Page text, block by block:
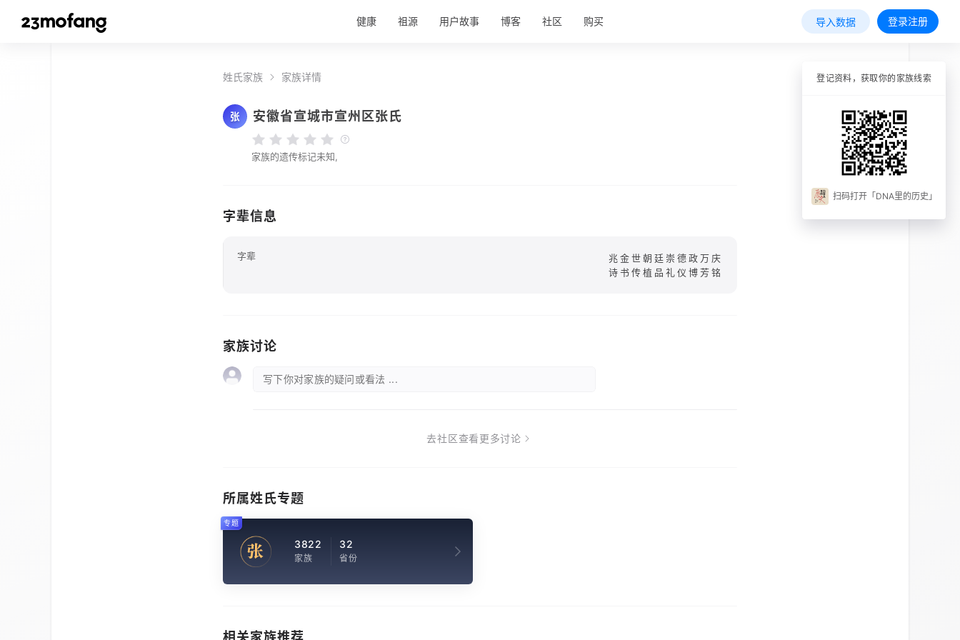
健康 祖源 用户故事 博客 社区 购买 导入数据 登录注册
姓氏家族 家族详情
张 安徽省宣城市宣州区张氏
家族的遗传标记未知,
字辈信息
字辈
兆金世朝廷崇德政万庆
诗书传植品礼仪博芳铭
家族讨论
写下你对家族的疑问或看法 ...
去社区查看更多讨论
所属姓氏专题
张 3822
家族
32
省份
专题
相关家族推荐
登记资料，获取你的家族线索
扫码打开「DNA里的历史」